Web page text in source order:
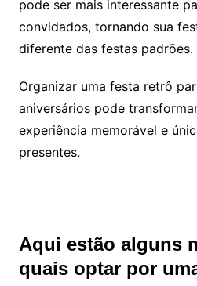
pode ser mais interessante
convidados, tornando sua
diferente das festas padrões.
Organizar uma festa retrô
aniversários pode
experiência memorável e
presentes.
Aqui estão alguns
quais optar por